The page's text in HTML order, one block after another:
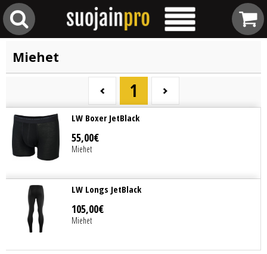
Miehet
1
LW Boxer JetBlack
55,00€
Miehet
LW Longs JetBlack
105,00€
Miehet